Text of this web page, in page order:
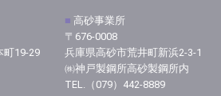
町19-29
■ 高砂事業所
〒676-0008
兵庫県高砂市荒井町新浜2-3-1
㈱神戸製鋼所高砂製鋼所内
TEL.（079）442-8889